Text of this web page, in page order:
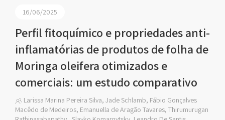
16/06/2025
Perfil fitoquímico e propriedades anti-
inflamatórias de produtos de folha de
Moringa oleifera otimizados e
comerciais: um estudo comparativo
Larissa Marina Pereira Silva, Jade Schlamb, Fábio Gonçalves
Macêdo de Medeiros, Emanuella de Aragão Tavares, Thirumurugan